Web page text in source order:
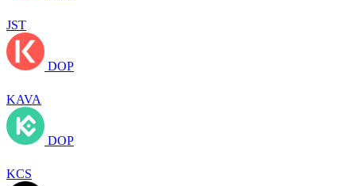
JST
DOP
KAVA
DOP
KCS